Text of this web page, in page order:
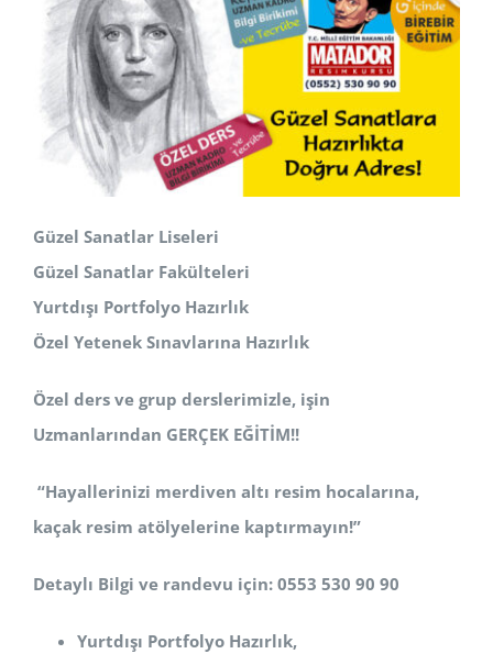
Güzel Sanatlar Liseleri
Güzel Sanatlar Fakülteleri
Yurtdışı Portfolyo Hazırlık
Özel Yetenek Sınavlarına Hazırlık
Özel ders ve grup derslerimizle, işin
Uzmanlarından GERÇEK EĞİTİM!!
“Hayallerinizi merdiven altı resim hocalarına,
kaçak resim atölyelerine kaptırmayın!”
Detaylı Bilgi ve randevu için: 0553 530 90 90
Yurtdışı Portfolyo Hazırlık,